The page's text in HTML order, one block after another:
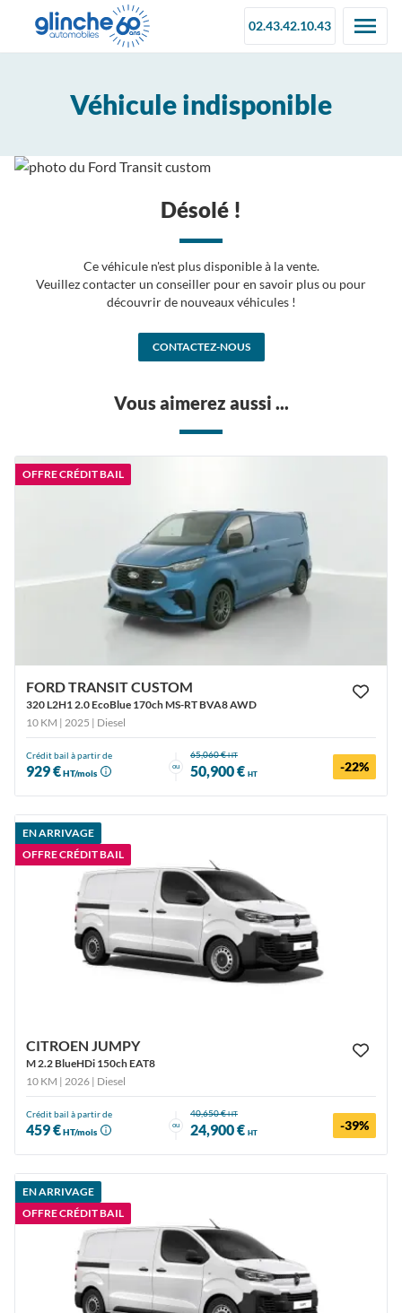
02.43.42.10.43
Véhicule indisponible
Désolé !
Ce véhicule n'est plus disponible à la vente.
Veuillez contacter un conseiller pour en savoir plus ou pour
découvrir de nouveaux véhicules !
CONTACTEZ-NOUS
Vous aimerez aussi ...
OFFRE CRÉDIT BAIL
FORD TRANSIT CUSTOM
320 L2H1 2.0 EcoBlue 170ch MS-RT BVA8 AWD
10 KM | 2025 | Diesel
Crédit bail à partir de
929 €HT/mois
ou
65,060 €HT
50,900 € HT -22%
EN ARRIVAGE
OFFRE CRÉDIT BAIL
CITROEN JUMPY
M 2.2 BlueHDi 150ch EAT8
10 KM | 2026 | Diesel
Crédit bail à partir de
459 €HT/mois
ou
40,650 €HT
24,900 € HT -39%
EN ARRIVAGE
OFFRE CRÉDIT BAIL